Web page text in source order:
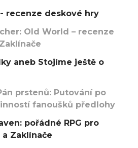
recenze deskové hry
Old World – recenze
aneb Stojíme ještě o
prstenů: Putování po
fanoušků předlohy
pořádné RPG pro
Zaklínače